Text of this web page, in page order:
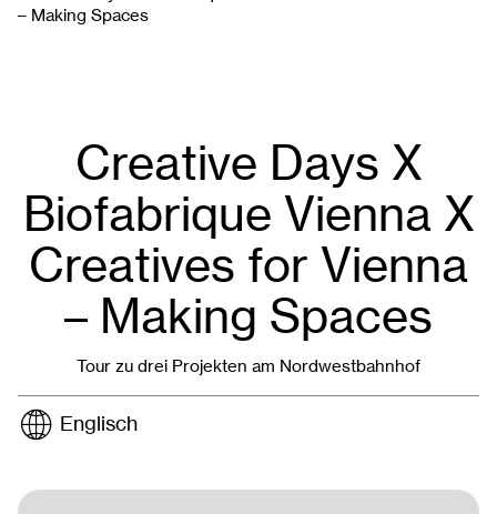
– Making Spaces
Creative Days X
Biofabrique Vienna X
Creatives for Vienna
– Making Spaces
Tour zu drei Projekten am Nordwestbahnhof
Englisch